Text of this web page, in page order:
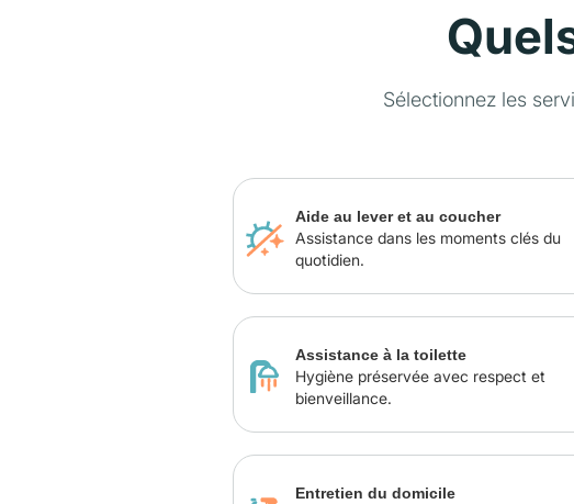
Sélectionnez les
Aide au lever et au coucher
Assistance dans les moments clés du
quotidien.
Assistance à la toilette
Hygiène préservée avec respect et
bienveillance.
Entretien du domicile